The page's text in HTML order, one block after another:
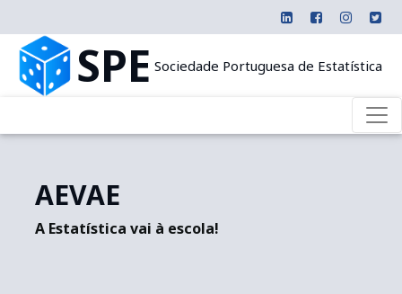
SPE Sociedade Portuguesa de Estatística
AEVAE
A Estatística vai à escola!